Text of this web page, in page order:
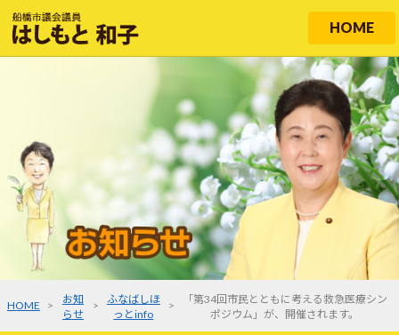
HOME
HOME >
お知
らせ
>
ふなばしほ
っとinfo
>
「第34回市民とともに考える救急医療シン
ポジウム」が、開催されます。